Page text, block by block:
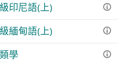
印尼語(上)
緬甸語(上)
學